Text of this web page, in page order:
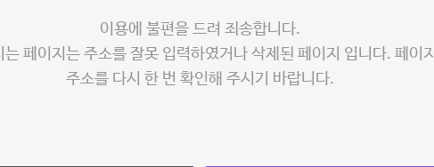
이용에 불편을 드려 죄송합니다.
는 페이지는 주소를 잘못 입력하였거나 삭제된 페이지 입니다. 페이지
주소를 다시 한 번 확인해 주시기 바랍니다.